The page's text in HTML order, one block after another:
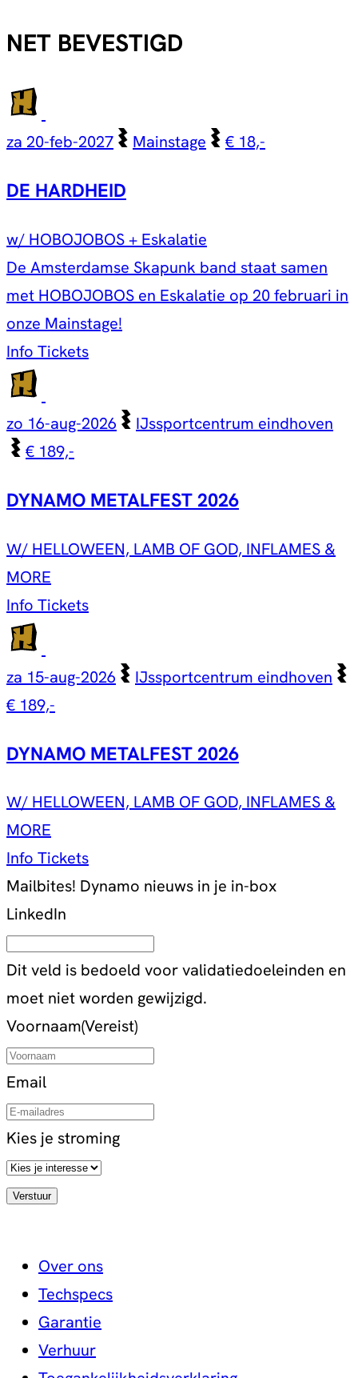
NET BEVESTIGD
za 20-feb-2027 Mainstage € 18,-
DE HARDHEID
w/ HOBOJOBOS + Eskalatie
De Amsterdamse Skapunk band staat samen
met HOBOJOBOS en Eskalatie op 20 februari in
onze Mainstage!
Info Tickets
zo 16-aug-2026
IJssportcentrum eindhoven
€ 189,-
DYNAMO METALFEST 2026
W/ HELLOWEEN, LAMB OF GOD, INFLAMES &
MORE
Info Tickets
za 15-aug-2026
IJssportcentrum eindhoven
€ 189,-
DYNAMO METALFEST 2026
W/ HELLOWEEN, LAMB OF GOD, INFLAMES &
MORE
Info Tickets
Mailbites! Dynamo nieuws in je in-box
LinkedIn
Dit veld is bedoeld voor validatiedoeleinden en
moet niet worden gewijzigd.
Voornaam(Vereist)
Email
Kies je stroming
Over ons
Techspecs
Garantie
Verhuur